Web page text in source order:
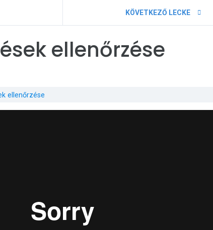
KÖVETKEZŐ LECKE
ellenőrzése
ellenőrzése